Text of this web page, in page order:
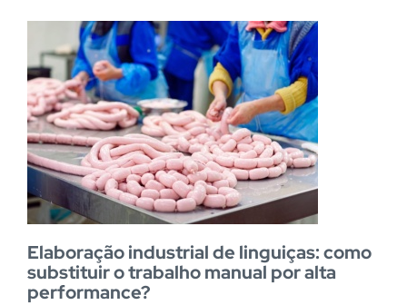
Elaboração industrial de linguiças: como
substituir o trabalho manual por alta
performance?